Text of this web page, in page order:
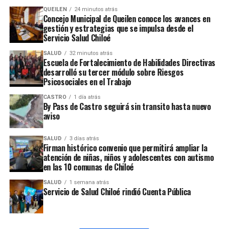
Es por este motivo que desde este viernes 21 de octubre
se prohíbe la celebración de toda manifestación o
reunión pública de carácter electoral y permanecerán
cerradas las secretarías de propaganda y toda oficina u
organización destinada a atender electores.
ARTÍCULOS RELACIONADOS:
UP NEXT
Concejo requiere antecedentes por acusación contra
médico de Cecof Chacao
NO TE PIERDAS
Candidatos a alcaldía de quellón se refieren a última
semana de campaña
QUEILEN 24 minutos atrás
Concejo Municipal de Queilen conoce los avances en
gestión y estrategias que se impulsa desde el
Servicio Salud Chiloé
SALUD 32 minutos atrás
Escuela de Fortalecimiento de Habilidades Directivas
desarrolló su tercer módulo sobre Riesgos
Psicosociales en el Trabajo
CASTRO 1 día atrás
By Pass de Castro seguirá sin transito hasta nuevo
aviso
SALUD 3 días atrás
Firman histórico convenio que permitirá ampliar la
atención de niñas, niños y adolescentes con autismo
en las 10 comunas de Chiloé
SALUD 1 semana atrás
Servicio de Salud Chiloé rindió Cuenta Pública